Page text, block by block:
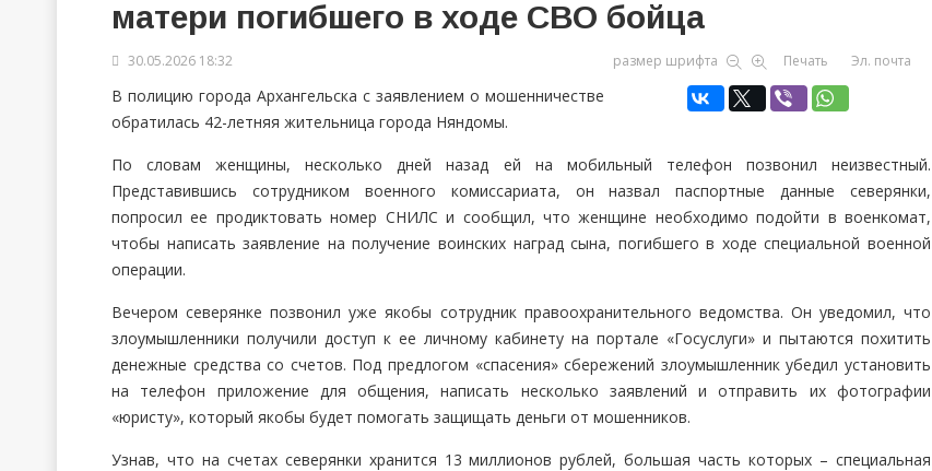
матери погибшего в ходе СВО бойца
30.05.2026 18:32 размер шрифта Печать Эл. почта
В полицию города Архангельска с заявлением о мошенничестве
обратилась 42-летняя жительница города Няндомы.
По словам женщины, несколько дней назад ей на мобильный телефон позвонил неизвестный.
Представившись сотрудником военного комиссариата, он назвал паспортные данные северянки,
попросил ее продиктовать номер СНИЛС и сообщил, что женщине необходимо подойти в военкомат,
чтобы написать заявление на получение воинских наград сына, погибшего в ходе специальной военной
операции.
Вечером северянке позвонил уже якобы сотрудник правоохранительного ведомства. Он уведомил, что
злоумышленники получили доступ к ее личному кабинету на портале «Госуслуги» и пытаются похитить
денежные средства со счетов. Под предлогом «спасения» сбережений злоумышленник убедил установить
на телефон приложение для общения, написать несколько заявлений и отправить их фотографии
«юристу», который якобы будет помогать защищать деньги от мошенников.
Узнав, что на счетах северянки хранится 13 миллионов рублей, большая часть которых – специальная